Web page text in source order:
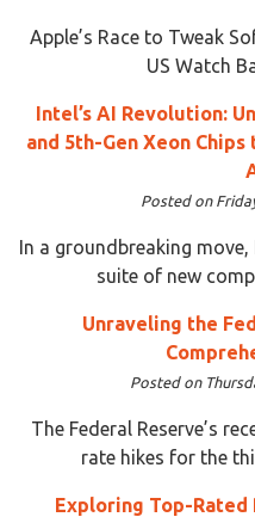
Apple’s Race to Tweak
US Watch
Intel’s AI Revolution:
and 5th-Gen Xeon
Posted on
In a groundbreaking
suite of new
Unraveling the
Posted on
The Federal Reserve’s
rate hikes for the
Exploring Top-Rated